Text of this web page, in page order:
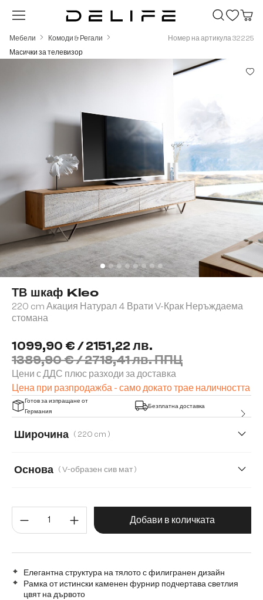
Преминете към основното съдържание
Мебели
Комоди & Регали
Масички за телевизор
Номер на артикула 32225
ТВ шкаф Kleo
220 cm Акация Натурал 4 Врати V-Крак Неръждаема
стомана
1099,90 € / 2151,22 лв.
1389,90 € / 2718,41 лв. ППЦ
Цени с ДДС плюс разходи за доставка
Цена при разпродажба - само докато трае наличността
Готов за изпращане от
Германия
Безплатна доставка
Широчина ( 220 cm )
Основа ( V-образен сив мат )
Количество на продукта:
Добави в количката
Елегантна структура на тялото с филигранен дизайн
Рамка от истински каменен фурнир подчертава светлия
цвят на дървото